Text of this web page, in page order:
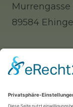
Murrengasse
89584
Tel: 0 73 91 /
nachmittags
Whatsapp: